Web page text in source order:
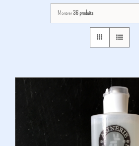
Montrer36 produits